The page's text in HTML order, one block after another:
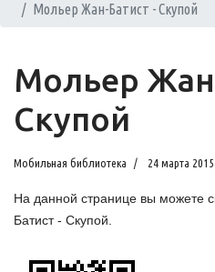
Мольер Жан-Батист - Скупой
Мольер
Скупой
Мобильная библиотека 24 марта 2015
На данной странице вы можете
Батист - Скупой.